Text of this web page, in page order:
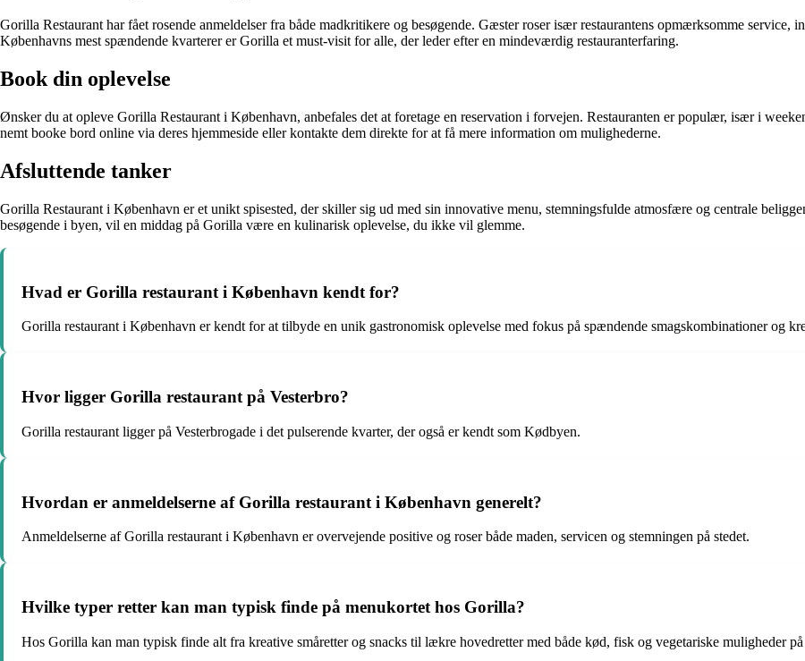
Gorilla Restaurant har fået rosende anmeldelser fra både madkritikere og besøgende. Gæster roser især restaurantens opmærksomme
Københavns mest spændende kvarterer er Gorilla et must-visit for alle, der leder efter en mindeværdig restauranterfaring.
Book din oplevelse
Ønsker du at opleve Gorilla Restaurant i København, anbefales det at foretage en reservation i forvejen. Restauranten er populær, især i
nemt booke bord online via deres hjemmeside eller kontakte dem direkte for at få mere information om mulighederne.
Afsluttende tanker
Gorilla Restaurant i København er et unikt spisested, der skiller sig ud med sin innovative menu, stemningsfulde atmosfære og centrale
besøgende i byen, vil en middag på Gorilla være en kulinarisk oplevelse, du ikke vil glemme.
Hvad er Gorilla restaurant i København kendt for?
Gorilla restaurant i København er kendt for at tilbyde en unik gastronomisk oplevelse med fokus på spændende smagskombinationer og
Hvor ligger Gorilla restaurant på Vesterbro?
Gorilla restaurant ligger på Vesterbrogade i det pulserende kvarter, der også er kendt som Kødbyen.
Hvordan er anmeldelserne af Gorilla restaurant i København generelt?
Anmeldelserne af Gorilla restaurant i København er overvejende positive og roser både maden, servicen og stemningen på stedet.
Hvilke typer retter kan man typisk finde på menukortet hos Gorilla?
Hos Gorilla kan man typisk finde alt fra kreative småretter og snacks til lækre hovedretter med både kød, fisk og vegetariske muligheder